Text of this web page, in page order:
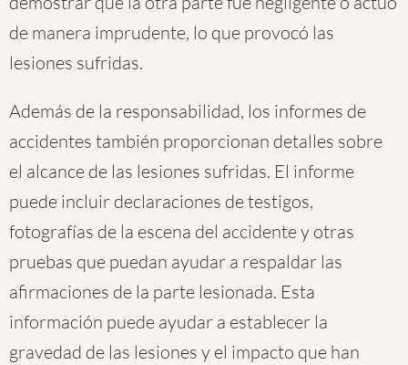
de manera imprudente, lo que provocó las
lesiones sufridas.
Además de la responsabilidad, los informes de
accidentes también proporcionan detalles sobre
el alcance de las lesiones sufridas. El informe
puede incluir declaraciones de testigos,
fotografías de la escena del accidente y otras
pruebas que puedan ayudar a respaldar las
afirmaciones de la parte lesionada. Esta
información puede ayudar a establecer la
gravedad de las lesiones y el impacto que han